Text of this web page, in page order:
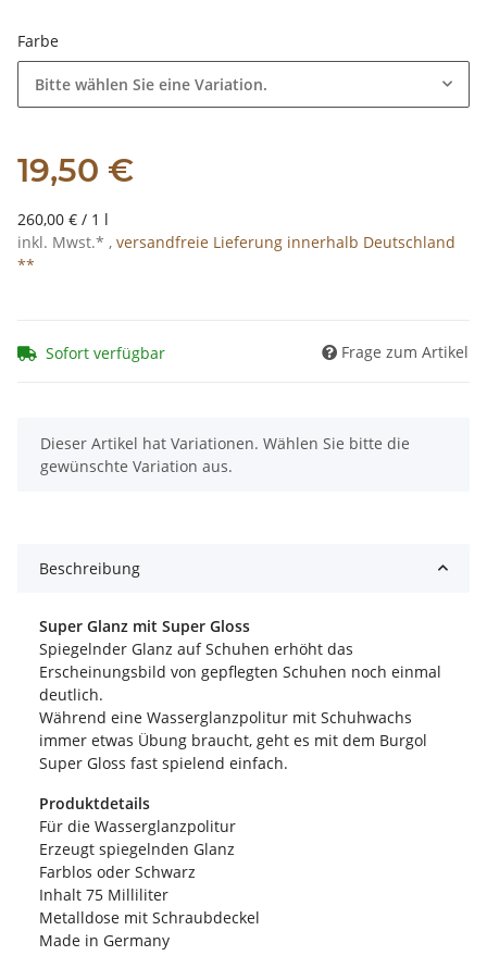
Farbe
Bitte wählen Sie eine Variation.
19,50 €
260,00 € / 1 l
inkl. Mwst.* , versandfreie Lieferung innerhalb Deutschland
**
Sofort verfügbar Frage zum Artikel
x
Dieser Artikel hat Variationen. Wählen Sie bitte die
gewünschte Variation aus.
Beschreibung
Super Glanz mit Super Gloss
Spiegelnder Glanz auf Schuhen erhöht das
Erscheinungsbild von gepflegten Schuhen noch einmal
deutlich.
Während eine Wasserglanzpolitur mit Schuhwachs
immer etwas Übung braucht, geht es mit dem Burgol
Super Gloss fast spielend einfach.
Produktdetails
Für die Wasserglanzpolitur
Erzeugt spiegelnden Glanz
Farblos oder Schwarz
Inhalt 75 Milliliter
Metalldose mit Schraubdeckel
Made in Germany